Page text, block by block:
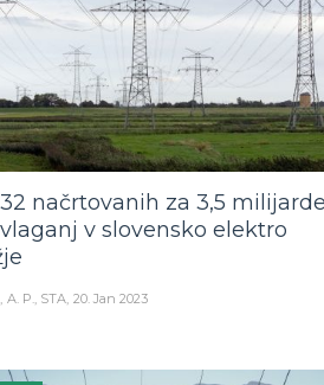
načrtovanih za 3,5 milijarde
v slovensko elektro
A. P., STA 20. Jan 2023